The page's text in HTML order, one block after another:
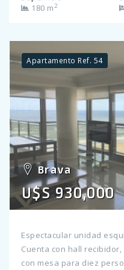
baño. Losa radiante,
de Alquiler: 1ª Quin.
USD 12000 Consulte por
180 m2
Apartamento Ref. 54
Brava
U$S 930,000
Espectacular unidad
Cuenta con hall
con mesa para diez